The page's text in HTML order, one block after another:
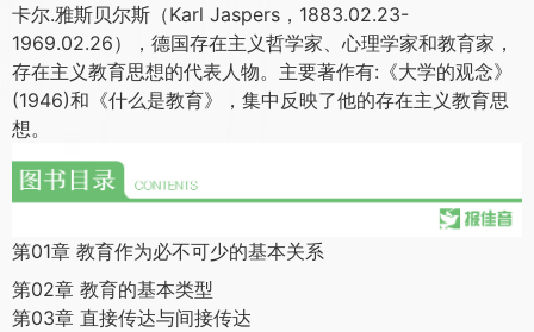
卡尔.雅斯贝尔斯（Karl Jaspers，1883.02.23-
1969.02.26），德国存在主义哲学家、心理学家和教育家，
存在主义教育思想的代表人物。主要著作有:《大学的观念》
(1946)和《什么是教育》，集中反映了他的存在主义教育思
想。
第01章 教育作为必不可少的基本关系
第02章 教育的基本类型
第03章 直接传达与间接传达